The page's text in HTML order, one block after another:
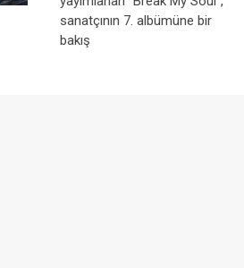
sanatçının 7. albümüne bir
bakış